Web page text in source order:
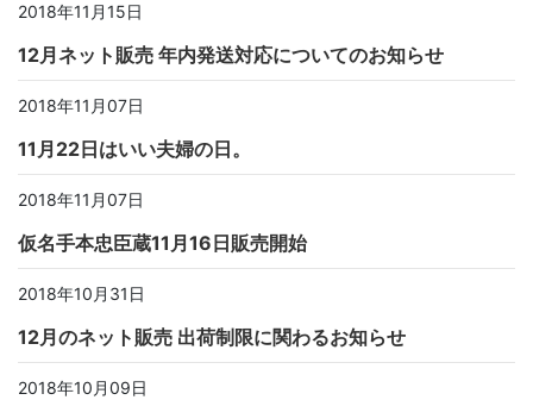
2018年11月15日
12月ネット販売 年内発送対応についてのお知らせ
2018年11月07日
11月22日はいい夫婦の日。
2018年11月07日
仮名手本忠臣蔵11月16日販売開始
2018年10月31日
12月のネット販売 出荷制限に関わるお知らせ
2018年10月09日